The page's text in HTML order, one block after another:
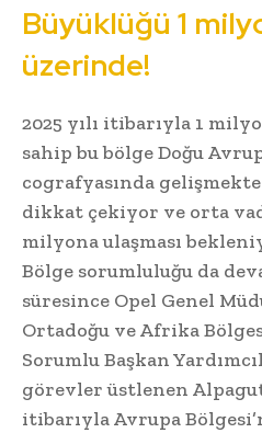
Büyüklüğü 1
üzerinde!
2025 yılı itibarıyla 1
sahip bu bölge Doğu
cografyasında
dikkat çekiyor ve orta
milyona ulaşması
Bölge sorumluluğu da
süresince Opel Genel
Ortadoğu ve Afrika
Sorumlu Başkan
görevler üstlenen
itibarıyla Avrupa